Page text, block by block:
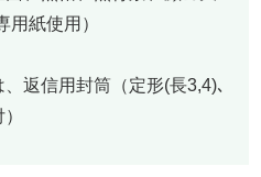
用紙使用）
返信用封筒（定形(長3,4)､